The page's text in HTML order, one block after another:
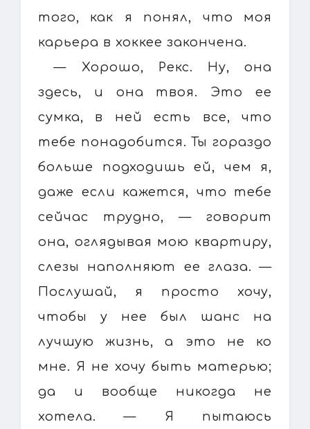
того, как я понял, что моя
карьера в хоккее закончена.
— Хорошо, Рекс. Ну, она
здесь, и она твоя. Это ее
сумка, в ней есть все, что
тебе понадобится. Ты гораздо
больше подходишь ей, чем я,
даже если кажется, что тебе
сейчас трудно, — говорит
она, оглядывая мою квартиру,
слезы наполняют ее глаза. —
Послушай, я просто хочу,
чтобы у нее был шанс на
лучшую жизнь, а это не ко
мне. Я не хочу быть матерью;
да и вообще никогда не
хотела. — Я пытаюсь